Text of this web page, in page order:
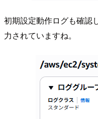
初期設定動作ログも確認
力されていますね。